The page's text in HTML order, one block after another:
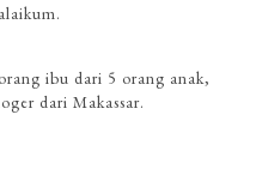
ibu dari 5 orang anak,
dari Makassar.